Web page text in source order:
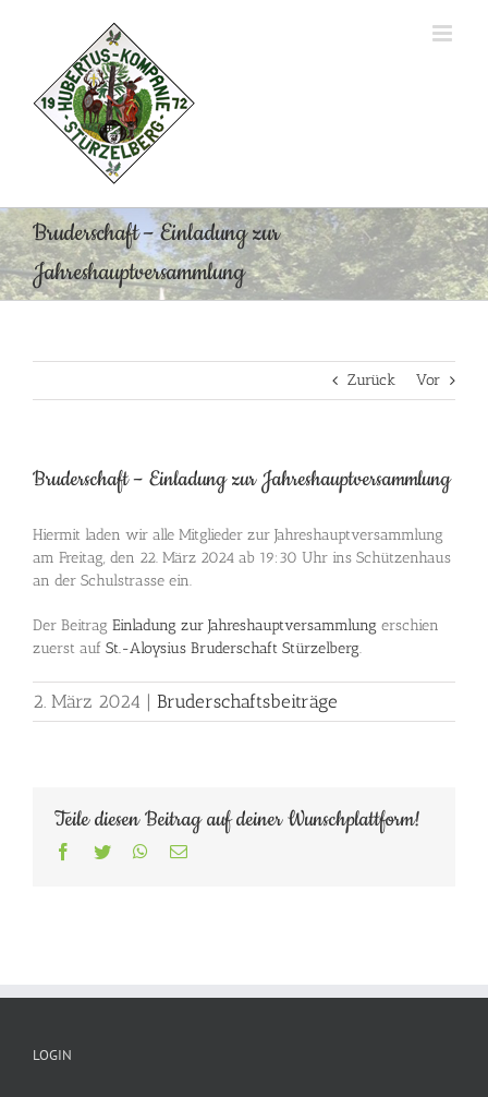
Bruderschaft – Einladung zur
Jahreshauptversammlung
Zurück Vor
Bruderschaft – Einladung zur Jahreshauptversammlung
Hiermit laden wir alle Mitglieder zur Jahreshauptversammlung
am Freitag, den 22. März 2024 ab 19:30 Uhr ins Schützenhaus
an der Schulstrasse ein.
Der Beitrag Einladung zur Jahreshauptversammlung erschien
zuerst auf St.-Aloysius Bruderschaft Stürzelberg.
2. März 2024 | Bruderschaftsbeiträge
Teile diesen Beitrag auf deiner Wunschplattform!
Facebook
Twitter WhatsApp
E-
LOGIN